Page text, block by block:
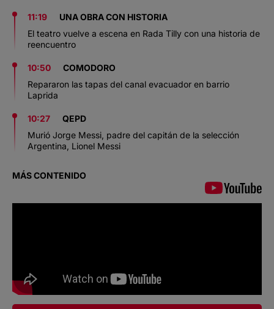
11:19
UNA OBRA CON HISTORIA
El teatro vuelve a escena en Rada Tilly con una historia de
reencuentro
10:50
COMODORO
Repararon las tapas del canal evacuador en barrio
Laprida
10:27
QEPD
Murió Jorge Messi, padre del capitán de la selección
Argentina, Lionel Messi
MÁS CONTENIDO